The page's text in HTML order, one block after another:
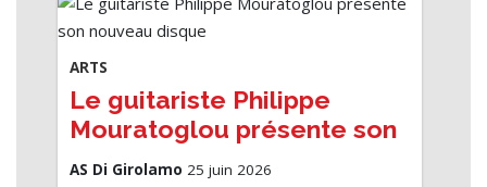
ARTS
Le guitariste Philippe
Mouratoglou présente son
nouveau disque "Arcane 17"
AS Di Girolamo 25 juin 2026